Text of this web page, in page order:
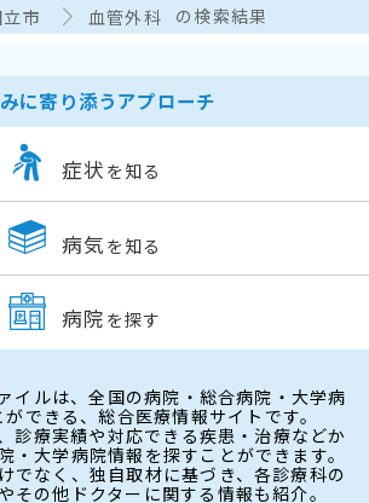
市 血管外科 の検索結果
に寄り添うアプローチ
症状 を知る
病気 を知る
病院 を探す
イルは、全国の病院・総合病院・大学病
できる、総合医療情報サイトです。
診療実績や対応できる疾患・治療などか
・大学病院情報を探すことができます。
でなく、独自取材に基づき、各診療科の
その他ドクターに関する情報も紹介。